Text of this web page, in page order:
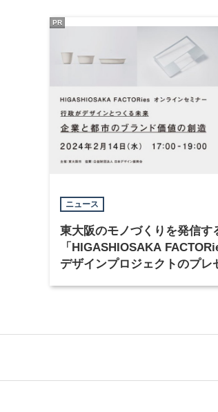
ニュース
東大阪のモノづくりを発信す
「HIGASHIOSAKA
デザインプロジェクトのプレ
PR